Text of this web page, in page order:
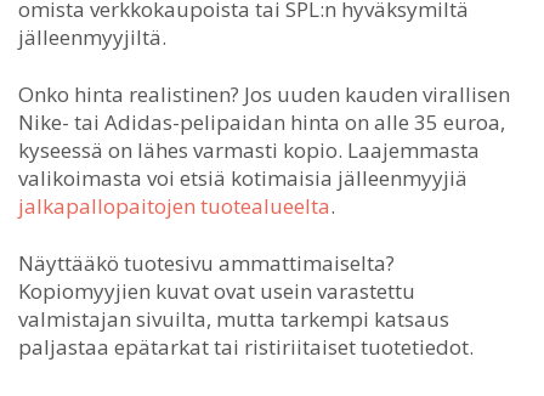
omista verkkokaupoista tai SPL:n hyväksymiltä
jälleenmyyjiltä.
Onko hinta realistinen? Jos uuden kauden virallisen
Nike- tai Adidas-pelipaidan hinta on alle 35 euroa,
kyseessä on lähes varmasti kopio. Laajemmasta
valikoimasta voi etsiä kotimaisia jälleenmyyjiä
jalkapallopaitojen tuotealueelta.
Näyttääkö tuotesivu ammattimaiselta?
Kopiomyyjien kuvat ovat usein varastettu
valmistajan sivuilta, mutta tarkempi katsaus
paljastaa epätarkat tai ristiriitaiset tuotetiedot.